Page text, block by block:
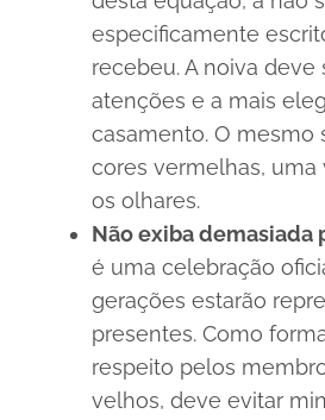
especificamente
recebeu. A noiva deve
atenções e a mais
casamento. O mesmo
cores vermelhas, uma
os olhares.
Não exiba demasiada
é uma celebração
gerações estarão
presentes. Como
respeito pelos
velhos, deve evitar